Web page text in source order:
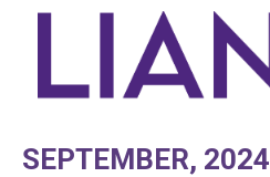
SEPTEMBER, 2024